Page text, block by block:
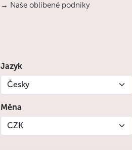
→ Naše oblíbené podniky
Jazyk
Česky
Měna
CZK